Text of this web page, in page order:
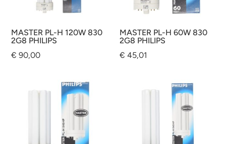
MASTER PL-H 120W 830
2G8 PHILIPS
€ 90,00
MASTER PL-H 60W 830
2G8 PHILIPS
€ 45,01